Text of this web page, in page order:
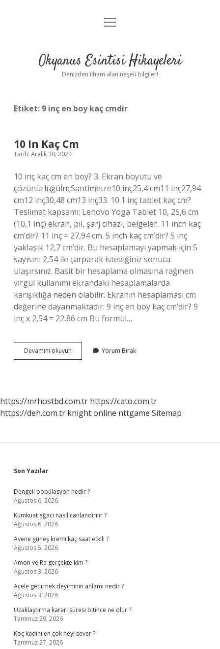
Anasayfa
Yasal Uyarı
menüyü
Okyanus Esintisi Hikayeleri
Denizden ilham alan neşeli bilgiler!
Etiket: 9 inç en boy kaç cmdir
10 In Kaç Cm
Tarih: Aralık 30, 2024
10 inç kaç cm en boy? 3. Ekran boyutu ve
çözünürlüğüİnçSantimetre10 inç25,4 cm11 inç27,94
cm12 inç30,48 cm13 inç33. 10.1 inç tablet kaç cm?
Teslimat kapsamı: Lenovo Yoga Tablet 10, 25,6 cm
(10,1 inç) ekran, pil, şarj cihazı, belgeler. 11 inch kaç
cm’dir? 11 inç = 27,94 cm. 5 inch kaç cm’dir? 5 inç
yaklaşık 12,7 cm’dir. Bu hesaplamayı yapmak için 5
sayısını 2,54 ile çarparak istediğiniz sonuca
ulaşırsınız. Basit bir hesaplama olmasına rağmen
virgül kullanımı ekrandaki hesaplamalarda
karışıklığa neden olabilir. Ekranın hesaplaması cm
değerine dayanmaktadır. 9 inç en boy kaç cm’dir? 9
inç x 2,54 = 22,86 cm Bu formül…
Devamını okuyun
In
Yorum Bırak
https://mrhostbd.com.tr https://cato.com.tr
https://deh.com.tr knight online nttgame Sitemap
Sidebar
Son Yazılar
Dengeli popülasyon nedir ?
Ağustos 6, 2026
Kumkuat ağacı nasıl canlandırılır ?
Ağustos 6, 2026
Avene güneş kremi kaç saat etkili ?
Ağustos 5, 2026
Amon ve Ra gerçekte kim ?
Ağustos 3, 2026
Acele getirmek deyiminin anlamı nedir ?
Ağustos 3, 2026
Uzaklaştırma kararı süresi bitince ne olur ?
Temmuz 29, 2026
Koç kadını en çok neyi sever ?
Temmuz 27, 2026